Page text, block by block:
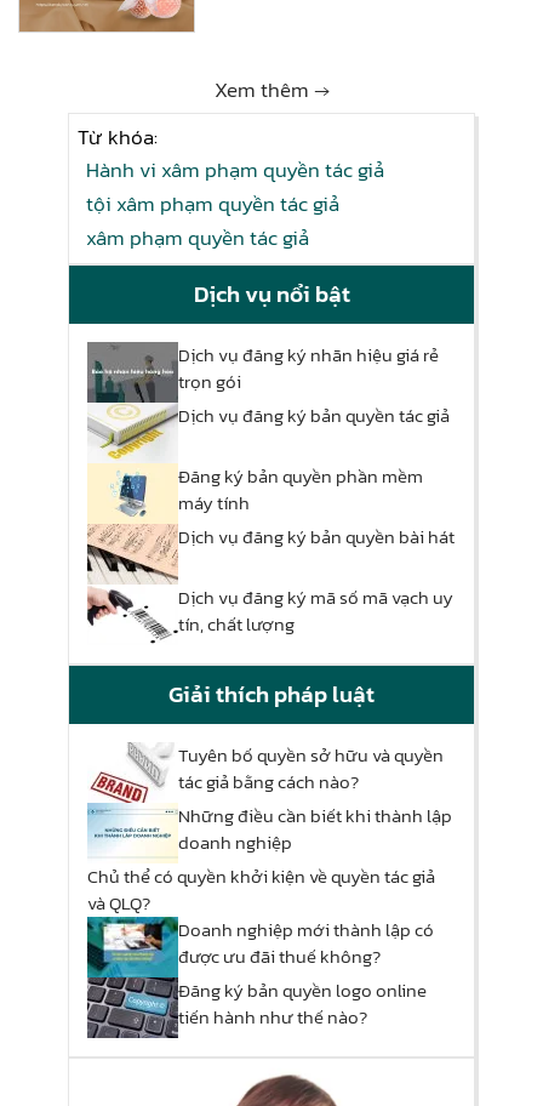
Xem thêm →
Từ khóa:
Hành vi xâm phạm quyền tác giả
tội xâm phạm quyền tác giả
xâm phạm quyền tác giả
Dịch vụ nổi bật
Dịch vụ đăng ký nhãn hiệu giá rẻ
trọn gói
Dịch vụ đăng ký bản quyền tác giả
Đăng ký bản quyền phần mềm
máy tính
Dịch vụ đăng ký bản quyền bài hát
Dịch vụ đăng ký mã số mã vạch uy
tín, chất lượng
Giải thích pháp luật
Tuyên bố quyền sở hữu và quyền
tác giả bằng cách nào?
Những điều cần biết khi thành lập
doanh nghiệp
Chủ thể có quyền khởi kiện về quyền tác giả
và QLQ?
Doanh nghiệp mới thành lập có
được ưu đãi thuế không?
Đăng ký bản quyền logo online
tiến hành như thế nào?